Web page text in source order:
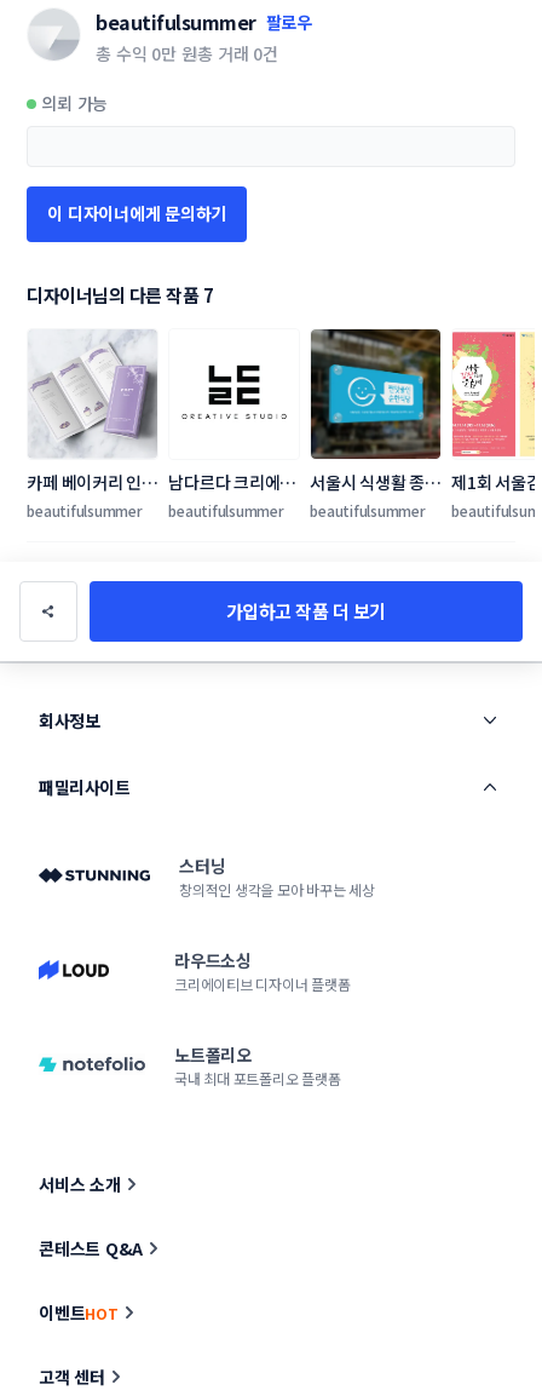
beautifulsummer 팔로우
총 수익 0만 원총 거래 0건
의뢰 가능
이 디자이너에게 문의하기
디자이너님의 다른 작품 7
카페 베이커리 인쇄
물 및 패키지 디자
beautifulsummer
남다르다 크리에이
티브 스튜디오 디자
beautifulsummer
서울시 식생활 종합
지원센터 저염식 캠
beautifulsummer
제1회 서울
화제 포스터
가입하고 작품 더 보기
회사정보
패밀리사이트
스터닝
창의적인 생각을 모아 바꾸는 세상
라우드소싱
크리에이티브 디자이너 플랫폼
노트폴리오
국내 최대 포트폴리오 플랫폼
서비스 소개
콘테스트 Q&A
이벤트HOT
고객 센터